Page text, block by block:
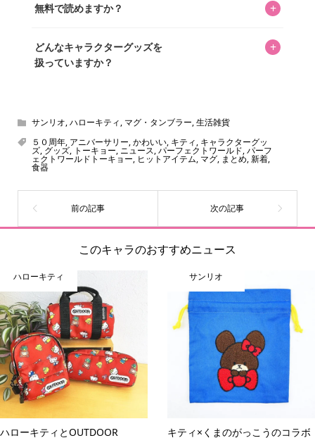
いをお届けすることは保証します。なお、記事内に価格は
め、正確な情報をお伝えできないからです。
無料で読めますか？ +
どんなキャラクターグッズを
扱っていますか？
+
ん！200種以上のトレンディなキャラクターやアニメキャラ
をご紹介しています。生まれたばかりの新しいキャラクタ
ーをいち早く皆さんにお届けすることも、私たちの使命の
ひとつです。
サンリオ,ハローキティ, マグ・タンブラー,生活雑貨
５０周年, アニバーサリー,かわいい, キティ, キャラクターグッ
ズ, グッズ, トーキョー, ニュース,パーフェクトワールド,パーフ
ェクトワールドトーキョー, ヒットアイテム, マグ, まとめ,新着,
食器
このキャラのおすすめニュース
ハローキティ
ハローキティとOUTDOOR
サンリオ
キティ×くまのがっこうのコラボ